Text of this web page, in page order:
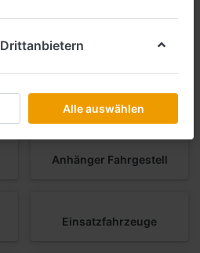
Iveco
Anhänger Fahrgestell
Einsatzfahrzeuge
Alle auswählen